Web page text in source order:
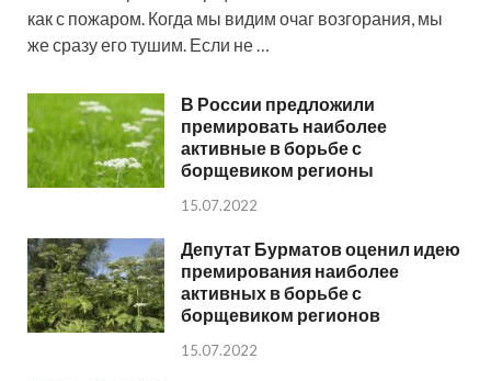
как с пожаром. Когда мы видим очаг возгорания, мы
же сразу его тушим. Если не …
В России предложили
премировать наиболее
активные в борьбе с
борщевиком регионы
15.07.2022
Депутат Бурматов оценил идею
премирования наиболее
активных в борьбе с
борщевиком регионов
15.07.2022